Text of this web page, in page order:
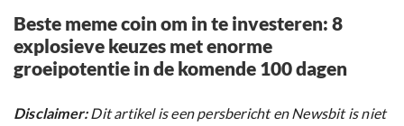
Beste meme coin om in te investeren: 8
explosieve keuzes met enorme
groeipotentie in de komende 100 dagen
Disclaimer:Dit artikel is een persbericht en Newsbit is niet